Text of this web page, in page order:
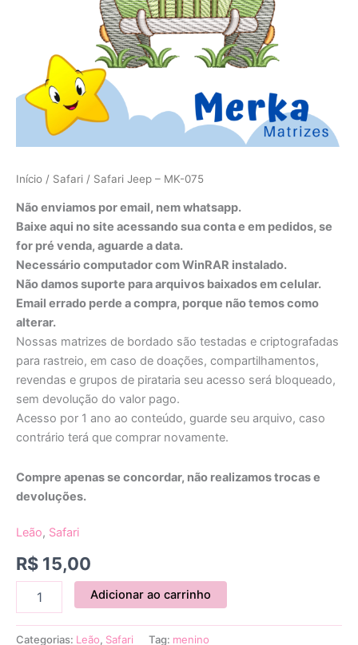
Início / Safari / Safari Jeep – MK-075
Não enviamos por email, nem whatsapp.
Baixe aqui no site acessando sua conta e em pedidos, se
for pré venda, aguarde a data.
Necessário computador com WinRAR instalado.
Não damos suporte para arquivos baixados em celular.
Email errado perde a compra, porque não temos como
alterar.
Nossas matrizes de bordado são testadas e criptografadas
para rastreio, em caso de doações, compartilhamentos,
revendas e grupos de pirataria seu acesso será bloqueado,
sem devolução do valor pago.
Acesso por 1 ano ao conteúdo, guarde seu arquivo, caso
contrário terá que comprar novamente.
Compre apenas se concordar, não realizamos trocas e
devoluções.
Leão, Safari
R$ 15,00
Adicionar ao carrinho
Categorias: Leão, Safari Tag: menino